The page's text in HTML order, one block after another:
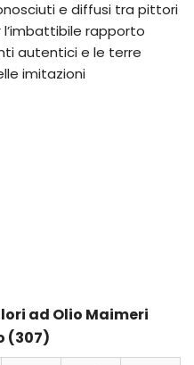
e diffusi tra pittori
rapporto
autentici e le terre
imitazioni
ad Olio Maimeri
(307)